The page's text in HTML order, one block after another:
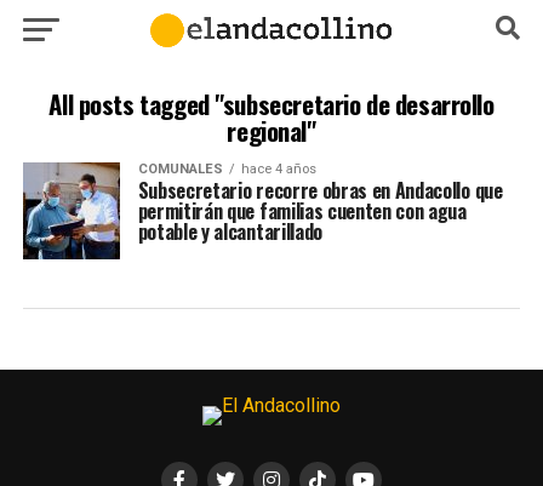
All posts tagged "subsecretario de desarrollo
regional"
COMUNALES hace 4 años
Subsecretario recorre obras en Andacollo que
permitirán que familias cuenten con agua
potable y alcantarillado